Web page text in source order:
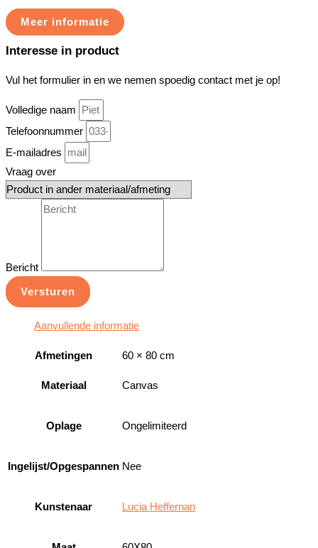
Meer informatie
Interesse in product
Vul het formulier in en we nemen spoedig contact met je op!
Volledige naam
Telefoonnummer
E-mailadres
Vraag over
Bericht
Versturen
Aanvullende informatie
Afmetingen 60 × 80 cm
Materiaal Canvas
Oplage Ongelimiteerd
Ingelijst/Opgespannen Nee
Kunstenaar Lucia Heffernan